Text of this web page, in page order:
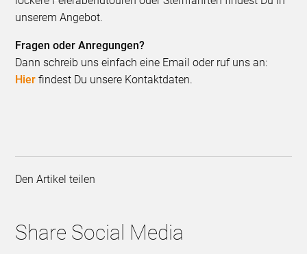
unserem Angebot.
Fragen oder Anregungen?
Dann schreib uns einfach eine Email oder ruf uns an:
Hier findest Du unsere Kontaktdaten.
Den Artikel teilen
Share Social Media